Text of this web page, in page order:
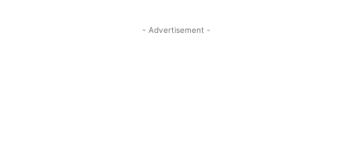
- Advertisement -